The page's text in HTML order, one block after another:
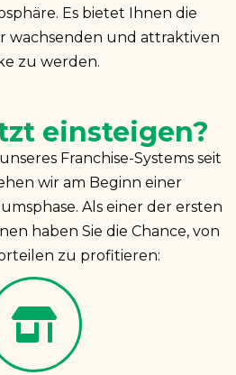
Es bietet Ihnen die
wachsenden und attraktiven
zu werden.
einsteigen?
Franchise-Systems seit
wir am Beginn einer
Als einer der ersten
haben Sie die Chance, von
zu profitieren: